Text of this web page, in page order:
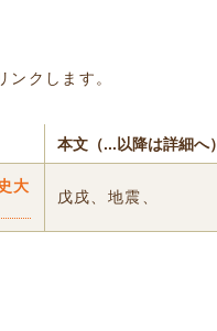
クします。
本文（...以降は詳細へ）
大
戊戌、地震、